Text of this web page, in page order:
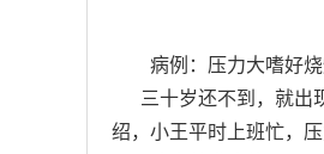
病例：压力大嗜好
三十岁还不到，就出
绍，小王平时上班忙，